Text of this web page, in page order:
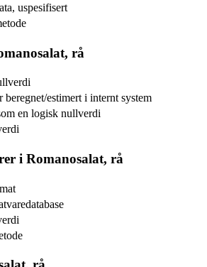
uspesifisert
rå
beregnet/estimert i internt system
en logisk nullverdi
i Romanosalat, rå